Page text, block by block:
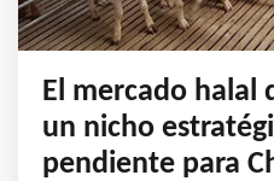
El mercado halal
un nicho
pendiente para